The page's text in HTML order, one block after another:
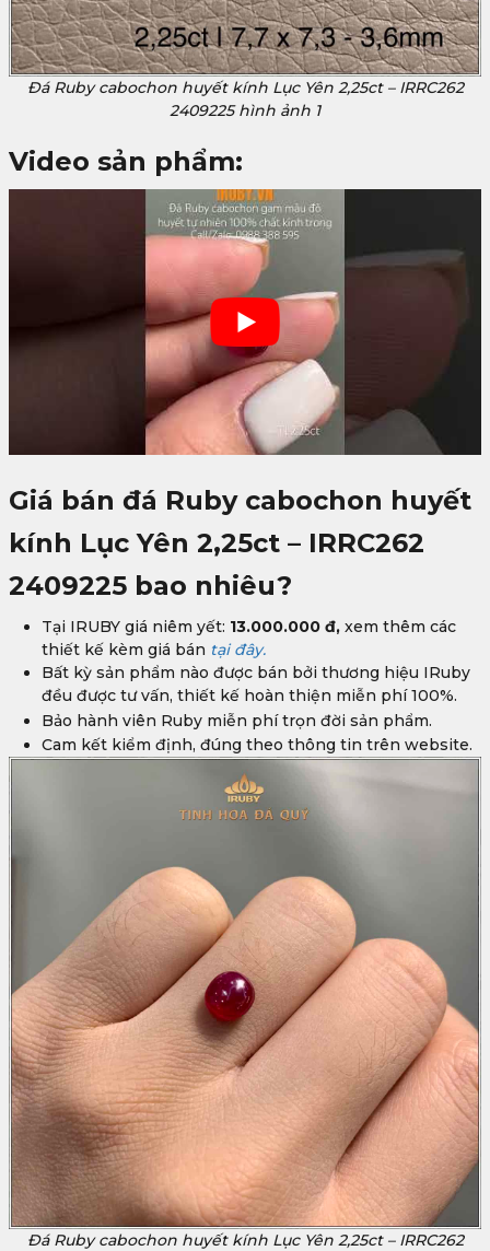
Đá Ruby cabochon huyết kính Lục Yên 2,25ct – IRRC262
2409225 hình ảnh 1
Video sản phẩm:
Giá bán đá Ruby cabochon huyết
kính Lục Yên 2,25ct – IRRC262
2409225 bao nhiêu?
Tại IRUBY giá niêm yết: 13.000.000 đ, xem thêm các
thiết kế kèm giá bán tại đây.
Bất kỳ sản phẩm nào được bán bởi thương hiệu IRuby
đều được tư vấn, thiết kế hoàn thiện miễn phí 100%.
Bảo hành viên Ruby miễn phí trọn đời sản phẩm.
Cam kết kiểm định, đúng theo thông tin trên website.
Đá Ruby cabochon huyết kính Lục Yên 2,25ct – IRRC262